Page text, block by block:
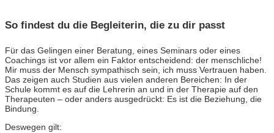
So findest du die Begleiterin, die zu dir passt
Für das Gelingen einer Beratung, eines Seminars oder eines
Coachings ist vor allem ein Faktor entscheidend: der menschliche!
Mir muss der Mensch sympathisch sein, ich muss Vertrauen haben.
Das zeigen auch Studien aus vielen anderen Bereichen: In der
Schule kommt es auf die Lehrerin an und in der Therapie auf den
Therapeuten – oder anders ausgedrückt: Es ist die Beziehung, die
Bindung.
Deswegen gilt: